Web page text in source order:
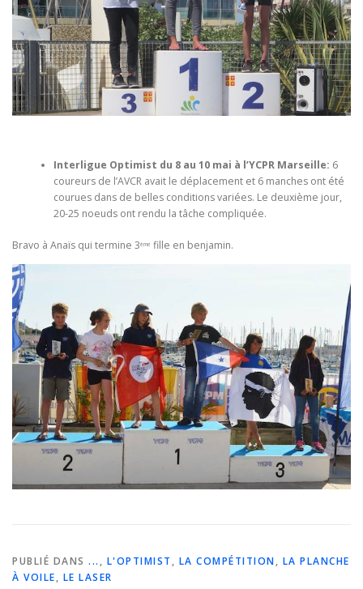
Interligue Optimist du 8 au 10 mai à l’YCPR Marseille: 6
coureurs de l’AVCR avait le déplacement et 6 manches ont été
courues dans de belles conditions variées. Le deuxième jour,
20-25 noeuds ont rendu la tâche compliquée.
Bravo à Anaïs qui termine 3ème fille en benjamin.
PUBLIÉ DANS ... , L'OPTIMIST , LA COMPÉTITION, LA PLANCHE
À VOILE, LE LASER